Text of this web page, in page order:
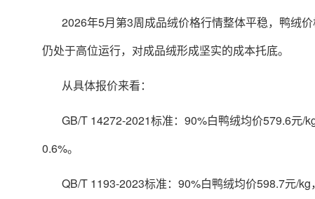
2026年5月第3周成品绒价格行情整体平稳，鸭绒
仍处于高位运行，对成品绒形成坚实的成本托底。
从具体报价来看：
GB/T 14272-2021标准：90%白鸭绒均价579.6元/
0.6%。
QB/T 1193-2023标准：90%白鸭绒均价598.7元/